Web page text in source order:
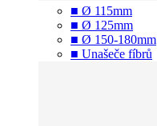
■ Ø 115mm
■ Ø 125mm
■ Ø 150-180mm
■ Unašeče fíbrů